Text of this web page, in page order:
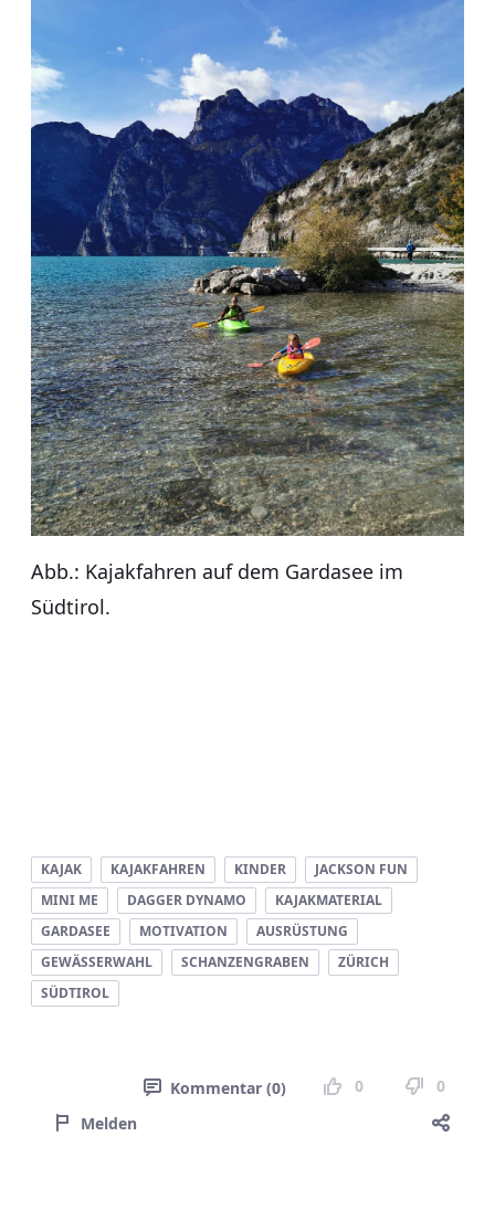
Abb.: Kajakfahren auf dem Gardasee im
Südtirol.
KAJAK KAJAKFAHREN KINDER
JACKSON FUN
MINI ME
DAGGER DYNAMO
KAJAKMATERIAL
GARDASEE
MOTIVATION
AUSRÜSTUNG
GEWÄSSERWAHL
SCHANZENGRABEN
ZÜRICH
SÜDTIROL
Kommentar (0) 0
0
Melden